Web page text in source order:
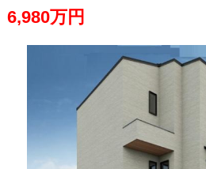
6,980万円